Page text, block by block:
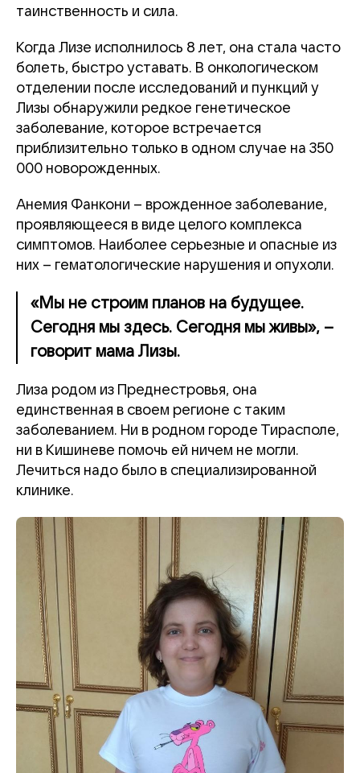
таинственность и сила.
Когда Лизе исполнилось 8 лет, она стала часто
болеть, быстро уставать. В онкологическом
отделении после исследований и пункций у
Лизы обнаружили редкое генетическое
заболевание, которое встречается
приблизительно только в одном случае на 350
000 новорожденных.
Анемия Фанкони – врожденное заболевание,
проявляющееся в виде целого комплекса
симптомов. Наиболее серьезные и опасные из
них – гематологические нарушения и опухоли.
«Мы не строим планов на будущее.
Сегодня мы здесь. Сегодня мы живы», –
говорит мама Лизы.
Лиза родом из Преднестровья, она
единственная в своем регионе с таким
заболеванием. Ни в родном городе Тирасполе,
ни в Кишиневе помочь ей ничем не могли.
Лечиться надо было в специализированной
клинике.